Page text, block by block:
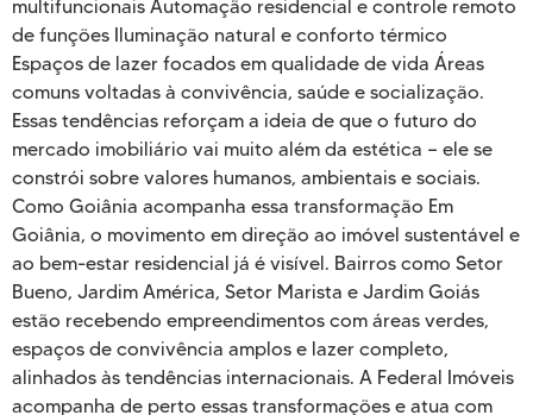
multifuncionais Automação residencial e controle remoto
de funções Iluminação natural e conforto térmico
Espaços de lazer focados em qualidade de vida Áreas
comuns voltadas à convivência, saúde e socialização.
Essas tendências reforçam a ideia de que o futuro do
mercado imobiliário vai muito além da estética — ele se
constrói sobre valores humanos, ambientais e sociais.
Como Goiânia acompanha essa transformação Em
Goiânia, o movimento em direção ao imóvel sustentável e
ao bem-estar residencial já é visível. Bairros como Setor
Bueno, Jardim América, Setor Marista e Jardim Goiás
estão recebendo empreendimentos com áreas verdes,
espaços de convivência amplos e lazer completo,
alinhados às tendências internacionais. A Federal Imóveis
acompanha de perto essas transformações e atua com